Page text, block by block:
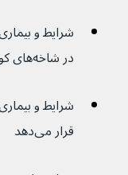
در شاخه‌های کوچکتر شریان‌های ریوی (PAH) می‌شود.
قرار می‌دهد